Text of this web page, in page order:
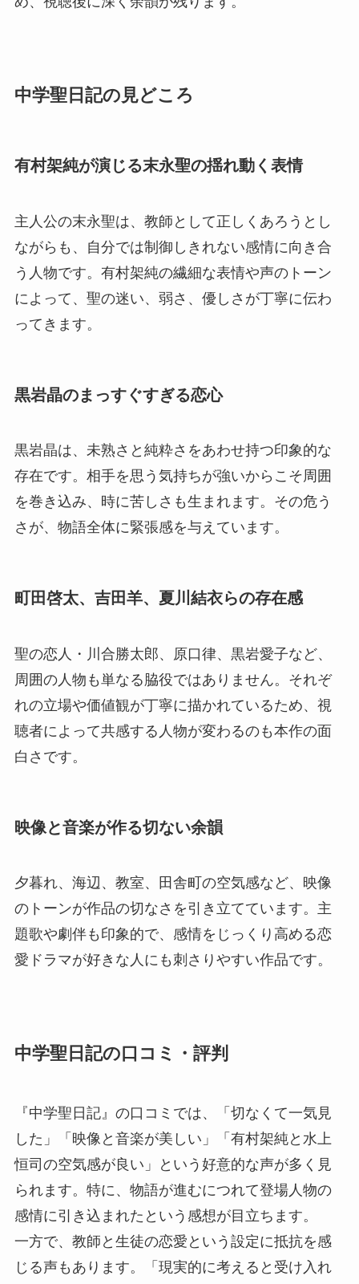
中学聖日記の見どころ
有村架純が演じる末永聖の揺れ動く表情
主人公の末永聖は、教師として正しくあろうとし
ながらも、自分では制御しきれない感情に向き合
う人物です。有村架純の繊細な表情や声のトーン
によって、聖の迷い、弱さ、優しさが丁寧に伝わ
ってきます。
黒岩晶のまっすぐすぎる恋心
黒岩晶は、未熟さと純粋さをあわせ持つ印象的な
存在です。相手を思う気持ちが強いからこそ周囲
を巻き込み、時に苦しさも生まれます。その危う
さが、物語全体に緊張感を与えています。
町田啓太、吉田羊、夏川結衣らの存在感
聖の恋人・川合勝太郎、原口律、黒岩愛子など、
周囲の人物も単なる脇役ではありません。それぞ
れの立場や価値観が丁寧に描かれているため、視
聴者によって共感する人物が変わるのも本作の面
白さです。
映像と音楽が作る切ない余韻
夕暮れ、海辺、教室、田舎町の空気感など、映像
のトーンが作品の切なさを引き立てています。主
題歌や劇伴も印象的で、感情をじっくり高める恋
愛ドラマが好きな人にも刺さりやすい作品です。
中学聖日記の口コミ・評判
『中学聖日記』の口コミでは、「切なくて一気見
した」「映像と音楽が美しい」「有村架純と水上
恒司の空気感が良い」という好意的な声が多く見
られます。特に、物語が進むにつれて登場人物の
感情に引き込まれたという感想が目立ちます。
一方で、教師と生徒の恋愛という設定に抵抗を感
じる声もあります。「現実的に考えると受け入れ